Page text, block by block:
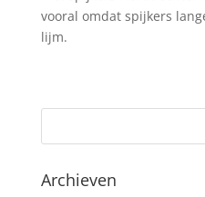
vooral omdat spijkers
lijm.
Archieven